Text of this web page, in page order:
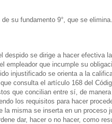
su fundamento 9°, que se elimina.
despido se dirige a hacer efectiva
empleador que incumple su
injustificado se orienta a la
consulta el artículo 168 del
que concilian entre sí, de
los requisitos para hacer
la misma se inserta en un proceso
dar, hacer o no hacer, como